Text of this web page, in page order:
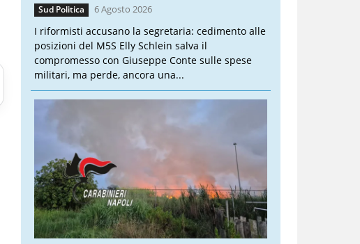
Sud Politica 6 Agosto 2026
I riformisti accusano la segretaria: cedimento alle
posizioni del M5S Elly Schlein salva il
compromesso con Giuseppe Conte sulle spese
militari, ma perde, ancora una...